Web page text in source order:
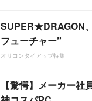
SUPER★DRAGON
フューチャー”
オリコンタイアップ特集
【驚愕】メーカー社